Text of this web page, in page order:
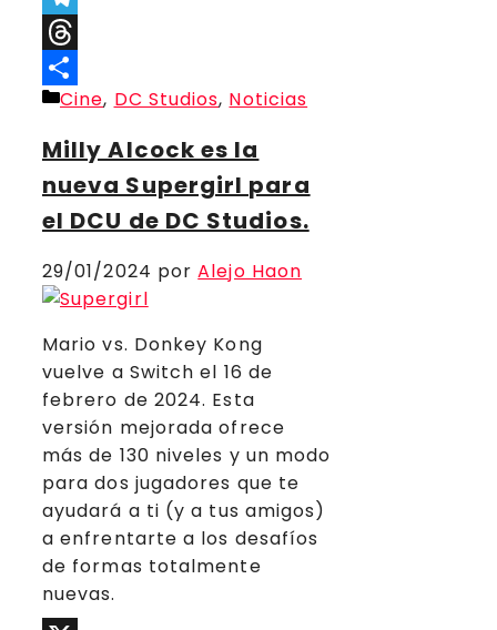
Telegram
Threads
Compartir
Categorías
Cine, DC Studios, Noticias
Milly Alcock es la
nueva Supergirl para
el DCU de DC Studios.
29/01/2024 porAlejo Haon
Mario vs. Donkey Kong
vuelve a Switch el 16 de
febrero de 2024. Esta
versión mejorada ofrece
más de 130 niveles y un modo
para dos jugadores que te
ayudará a ti (y a tus amigos)
a enfrentarte a los desafíos
de formas totalmente
nuevas.